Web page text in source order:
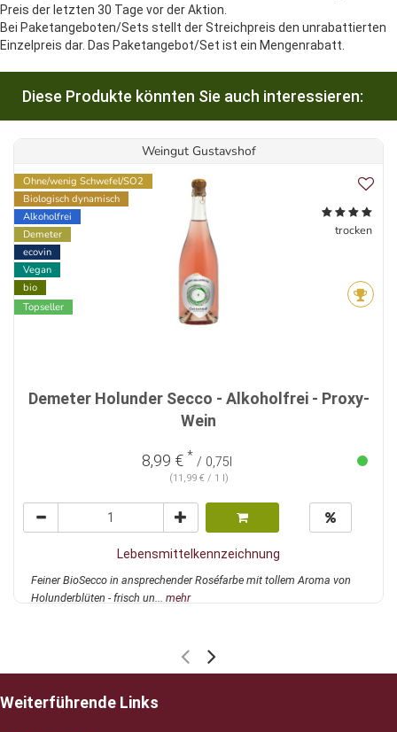
Preis der letzten 30 Tage vor der Aktion.
Bei Paketangeboten/Sets stellt der Streichpreis den unrabattierten
Einzelpreis dar. Das Paketangebot/Set ist ein Mengenrabatt.
Diese Produkte könnten Sie auch interessieren:
Weingut Gustavshof
Ohne/wenig Schwefel/SO2
Biologisch dynamisch
Alkoholfrei
Demeter
ecovin
Vegan
bio
Topseller
trocken
Demeter Holunder Secco - Alkoholfrei - Proxy-
Wein
8,99 € * / 0,75l
(11,99 € / 1 l)
Lebensmittelkennzeichnung
Feiner BioSecco in ansprechender Roséfarbe mit tollem Aroma von
Holunderblüten - frisch un... mehr
Weiterführende Links